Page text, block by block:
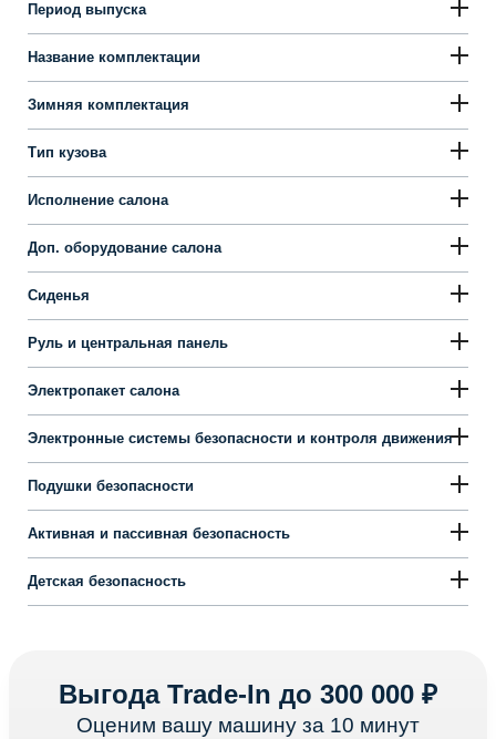
Период выпуска
Название комплектации
Зимняя комплектация
Тип кузова
Исполнение салона
Доп. оборудование салона
Сиденья
Руль и центральная панель
Электропакет салона
Электронные системы безопасности и контроля движения
Подушки безопасности
Активная и пассивная безопасность
Детская безопасность
Выгода Trade-In до 300 000 ₽
Оценим вашу машину за 10 минут